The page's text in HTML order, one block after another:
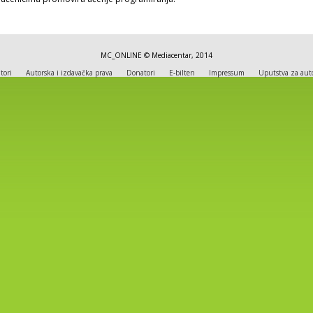
MC_ONLINE © Mediacentar, 2014
Autorska i izdavačka prava Donatori E-bilten Impressum Uputstva za